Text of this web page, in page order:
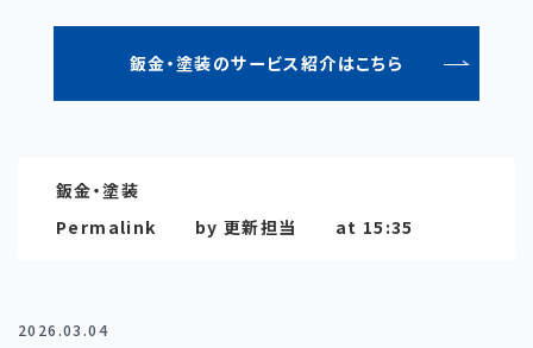
鈑金・塗装のサービス紹介はこちら
鈑金・塗装
Permalink
by 更新担当 at 15:35
2026.03.04